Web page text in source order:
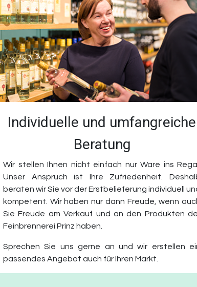
Individuelle und umfangreiche
Beratung
Wir stellen Ihnen nicht einfach nur Ware ins Regal.
Unser Anspruch ist Ihre Zufriedenheit.
beraten wir Sie vor der Erstbelieferung individuell
kompetent. Wir haben nur dann Freude, wenn
Sie Freude am Verkauf und an den Produkten
Feinbrennerei Prinz haben.
Sprechen Sie uns gerne an und wir erstellen
passendes Angebot auch für Ihren Markt.